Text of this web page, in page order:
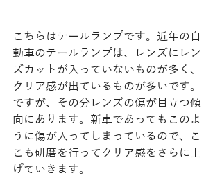
こちらはテールランプです。近年の自
動車のテールランプは、レンズにレン
ズカットが入っていないものが多く、
クリア感が出ているものが多いです。
ですが、その分レンズの傷が目立つ傾
向にあります。新車であってもこのよ
うに傷が入ってしまっているので、こ
こも研磨を行ってクリア感をさらに上
げていきます。